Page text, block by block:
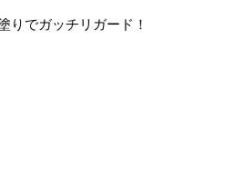
りでガッチリガード！